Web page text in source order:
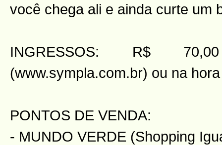
você chega ali e ainda curte um
INGRESSOS: R$
(www.sympla.com.br) ou na
PONTOS DE VENDA:
- MUNDO VERDE (Shopping